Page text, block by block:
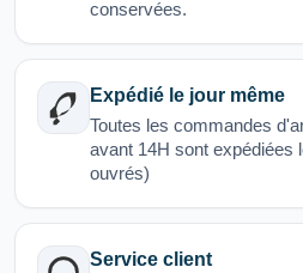
conservées.
Expédié le jour même
Toutes les commandes
avant 14H sont expédiées
ouvrés)
Service client